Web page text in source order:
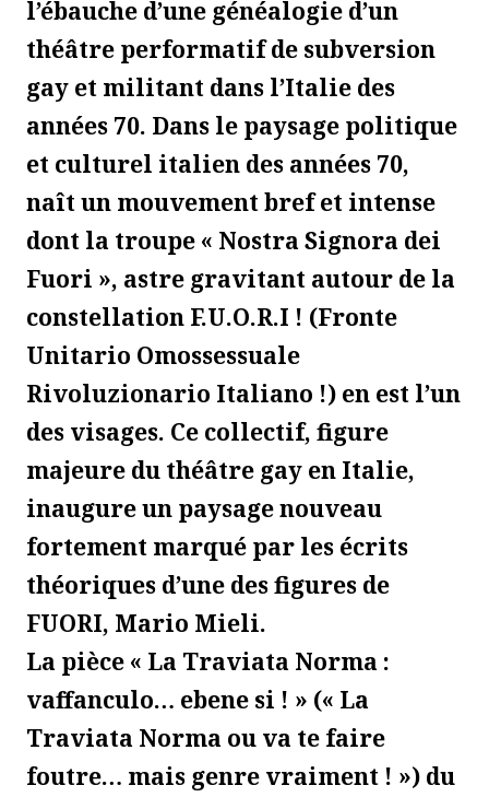
l’ébauche d’une généalogie d’un
théâtre performatif de subversion
gay et militant dans l’Italie des
années 70. Dans le paysage politique
et culturel italien des années 70,
naît un mouvement bref et intense
dont la troupe « Nostra Signora dei
Fuori », astre gravitant autour de la
constellation F.U.O.R.I ! (Fronte
Unitario Omossessuale
Rivoluzionario Italiano !) en est l’un
des visages. Ce collectif, figure
majeure du théâtre gay en Italie,
inaugure un paysage nouveau
fortement marqué par les écrits
théoriques d’une des figures de
FUORI, Mario Mieli.
La pièce « La Traviata Norma :
vaffanculo… ebene si ! » (« La
Traviata Norma ou va te faire
foutre… mais genre vraiment ! ») du